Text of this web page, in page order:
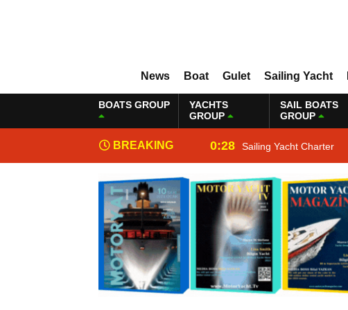
News Boat Gulet Sailing Yacht
BOATS GROUP
YACHTS
GROUP
SAIL BOATS
GROUP
BREAKING
NEWS
0:28 Sailing Yacht Charter